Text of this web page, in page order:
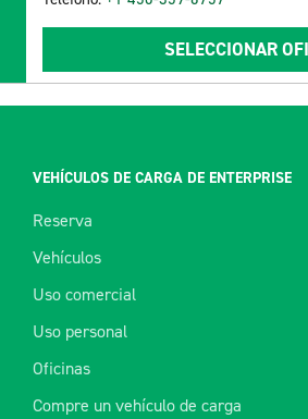
SELECCIONAR
VEHÍCULOS DE CARGA DE ENTERPRISE
Reserva
Vehículos
Uso comercial
Uso personal
Oficinas
Compre un vehículo de carga